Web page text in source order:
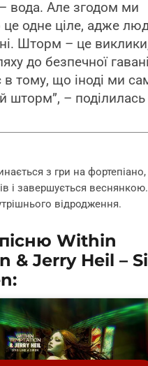
вода. Але згодом ми
одне ціле, адже
Шторм – це
до безпечної
в тому, що іноді ми
шторм”, – поділилась
з гри на
і завершується
відродження.
Within
& Jerry Heil –